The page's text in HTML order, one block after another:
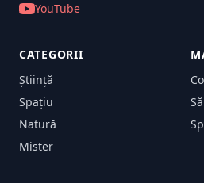
YouTube
CATEGORII
Știință
Spațiu
Natură
Mister